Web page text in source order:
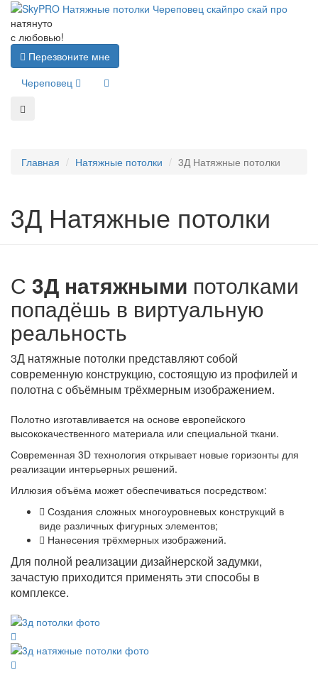
натянуто
с любовью!
Перезвоните мне
Череповец
Главная Натяжные потолки 3Д Натяжные потолки
3Д Натяжные потолки
С 3Д натяжными потолками
попадёшь в виртуальную
реальность
3Д натяжные потолки представляют собой
современную конструкцию, состоящую из профилей и
полотна с объёмным трёхмерным изображением.
Полотно изготавливается на основе европейского
высококачественного материала или специальной ткани.
Современная 3D технология открывает новые горизонты для
реализации интерьерных решений.
Иллюзия объёма может обеспечиваться посредством:
Создания сложных многоуровневых конструкций в
виде различных фигурных элементов;
Нанесения трёхмерных изображений.
Для полной реализации дизайнерской задумки,
зачастую приходится применять эти способы в
комплексе.